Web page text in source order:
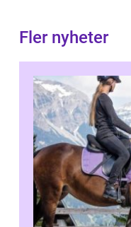
Fler nyheter